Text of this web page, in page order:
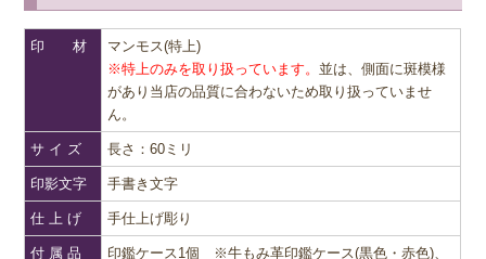
印 材
マンモス(特上)
※特上のみを取り扱っています。並は、側面に斑模様
があり当店の品質に合わないため取り扱っていませ
ん。
サ イ ズ 長さ：60ミリ
印影文字 手書き文字
仕 上 げ 手仕上げ彫り
付 属 品
印鑑ケース1個 ※牛もみ革印鑑ケース(黒色・赤色)、